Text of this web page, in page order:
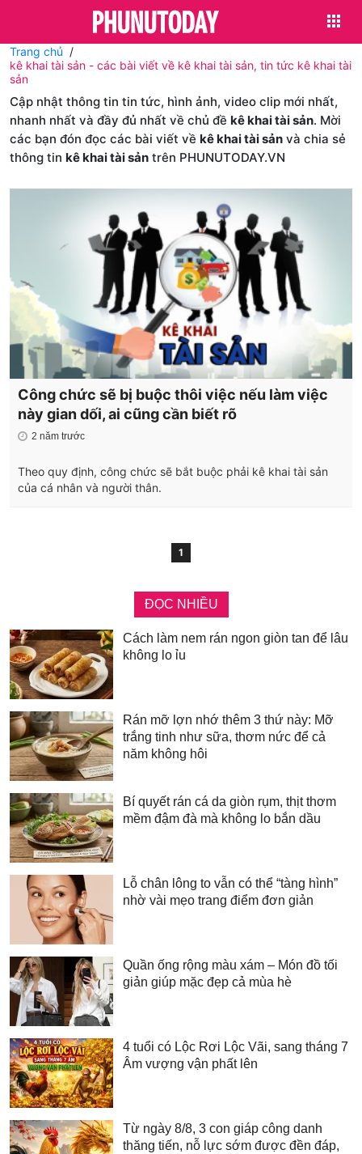
Trang chủ
kê khai tài sản - các bài viết về kê khai tài sản, tin tức kê khai tài
sản
Cập nhật thông tin tin tức, hình ảnh, video clip mới nhất,
nhanh nhất và đầy đủ nhất về chủ đề kê khai tài sản. Mời
các bạn đón đọc các bài viết về kê khai tài sản và chia sẻ
thông tin kê khai tài sản trên PHUNUTODAY.VN
Công chức sẽ bị buộc thôi việc nếu làm việc
này gian dối, ai cũng cần biết rõ
2 năm trước
Theo quy định, công chức sẽ bắt buộc phải kê khai tài sản
của cá nhân và người thân.
1
ĐỌC NHIỀU
Cách làm nem rán ngon giòn tan để lâu
không lo ỉu
Rán mỡ lợn nhớ thêm 3 thứ này: Mỡ
trắng tinh như sữa, thơm nức để cả
năm không hôi
Bí quyết rán cá da giòn rụm, thịt thơm
mềm đậm đà mà không lo bắn dầu
Lỗ chân lông to vẫn có thể “tàng hình”
nhờ vài mẹo trang điểm đơn giản
Quần ống rộng màu xám – Món đồ tối
giản giúp mặc đẹp cả mùa hè
4 tuổi có Lộc Rơi Lộc Vãi, sang tháng 7
Âm vượng vận phất lên
Từ ngày 8/8, 3 con giáp công danh
thăng tiến, nỗ lực sớm được đền đáp,